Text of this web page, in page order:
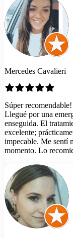
Mercedes Cavalieri
Súper
Llegué por una
enseguida. El
excelente;
impecable. Me sentí
momento. Lo